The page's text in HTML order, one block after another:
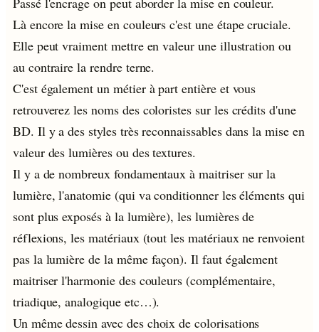
Là encore la mise en couleurs c'est une étape cruciale.
Elle peut vraiment mettre en valeur une illustration ou
au contraire la rendre terne.
C'est également un métier à part entière et vous
retrouverez les noms des coloristes sur les crédits d'une
BD. Il y a des styles très reconnaissables dans la mise en
valeur des lumières ou des textures.
Il y a de nombreux fondamentaux à maitriser sur la
lumière, l'anatomie (qui va conditionner les éléments qui
sont plus exposés à la lumière), les lumières de
réflexions, les matériaux (tout les matériaux ne renvoient
pas la lumière de la même façon). Il faut également
maitriser l'harmonie des couleurs (complémentaire,
triadique, analogique etc…).
Un même dessin avec des choix de colorisations